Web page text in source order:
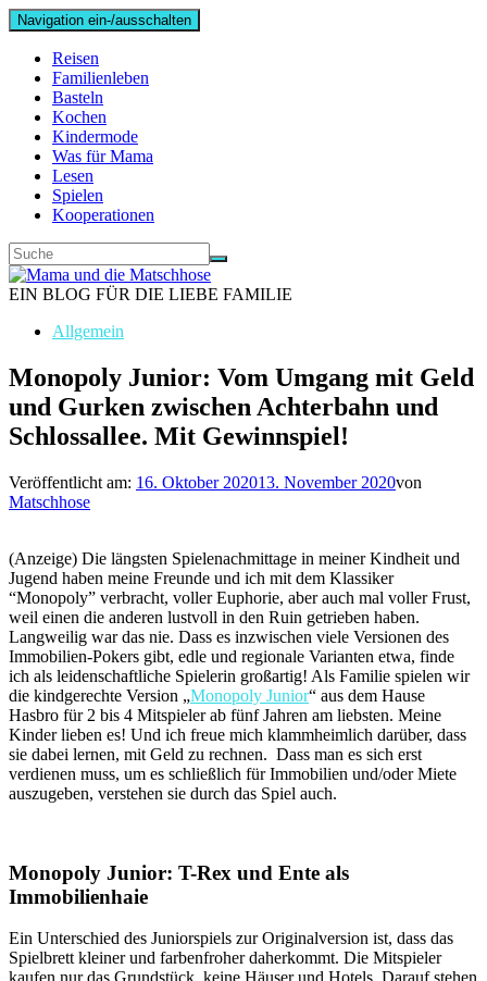
Navigation ein-/ausschalten
Reisen
Familienleben
Basteln
Kochen
Kindermode
Was für Mama
Lesen
Spielen
Kooperationen
EIN BLOG FÜR DIE LIEBE FAMILIE
Allgemein
Monopoly Junior: Vom Umgang mit Geld
und Gurken zwischen Achterbahn und
Schlossallee. Mit Gewinnspiel!
Veröffentlicht am: 16. Oktober 202013. November 2020von
Matschhose
(Anzeige) Die längsten Spielenachmittage in meiner Kindheit und
Jugend haben meine Freunde und ich mit dem Klassiker
“Monopoly” verbracht, voller Euphorie, aber auch mal voller Frust,
weil einen die anderen lustvoll in den Ruin getrieben haben.
Langweilig war das nie. Dass es inzwischen viele Versionen des
Immobilien-Pokers gibt, edle und regionale Varianten etwa, finde
ich als leidenschaftliche Spielerin großartig! Als Familie spielen wir
die kindgerechte Version „Monopoly Junior“ aus dem Hause
Hasbro für 2 bis 4 Mitspieler ab fünf Jahren am liebsten. Meine
Kinder lieben es! Und ich freue mich klammheimlich darüber, dass
sie dabei lernen, mit Geld zu rechnen. Dass man es sich erst
verdienen muss, um es schließlich für Immobilien und/oder Miete
auszugeben, verstehen sie durch das Spiel auch.
Monopoly Junior: T-Rex und Ente als
Immobilienhaie
Ein Unterschied des Juniorspiels zur Originalversion ist, dass das
Spielbrett kleiner und farbenfroher daherkommt. Die Mitspieler